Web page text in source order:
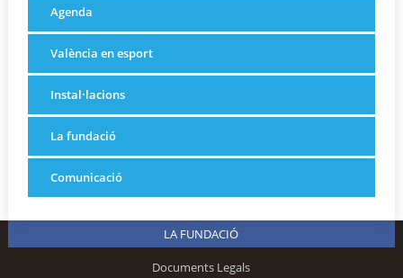
Agenda
València en esport
Instal·lacions
La fundació
Comunicació
LA FUNDACIÓ
Documents Legals